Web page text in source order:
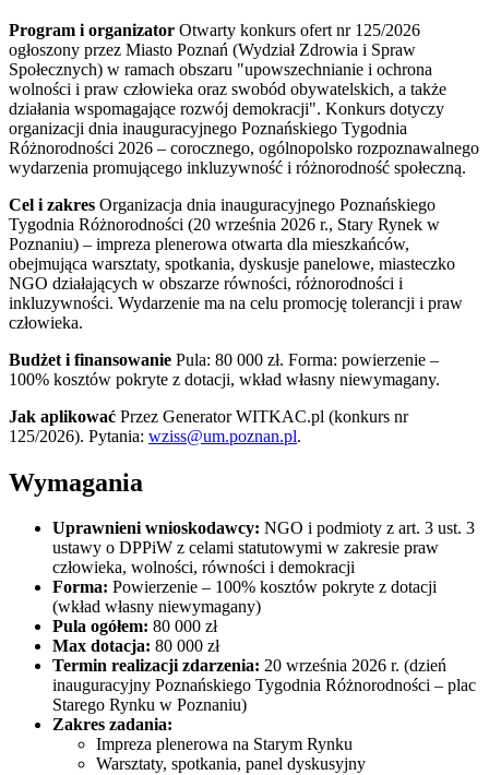
Program i organizator Otwarty konkurs ofert nr 125/2026
ogłoszony przez Miasto Poznań (Wydział Zdrowia i Spraw
Społecznych) w ramach obszaru "upowszechnianie i ochrona
wolności i praw człowieka oraz swobód obywatelskich, a także
działania wspomagające rozwój demokracji". Konkurs dotyczy
organizacji dnia inauguracyjnego Poznańskiego Tygodnia
Różnorodności 2026 – corocznego, ogólnopolsko rozpoznawalnego
wydarzenia promującego inkluzywność i różnorodność społeczną.
Cel i zakres Organizacja dnia inauguracyjnego Poznańskiego
Tygodnia Różnorodności (20 września 2026 r., Stary Rynek w
Poznaniu) – impreza plenerowa otwarta dla mieszkańców,
obejmująca warsztaty, spotkania, dyskusje panelowe, miasteczko
NGO działających w obszarze równości, różnorodności i
inkluzywności. Wydarzenie ma na celu promocję tolerancji i praw
człowieka.
Budżet i finansowanie Pula: 80 000 zł. Forma: powierzenie –
100% kosztów pokryte z dotacji, wkład własny niewymagany.
Jak aplikować Przez Generator WITKAC.pl (konkurs nr
125/2026). Pytania: wziss@um.poznan.pl.
Wymagania
Uprawnieni wnioskodawcy: NGO i podmioty z art. 3 ust. 3
ustawy o DPPiW z celami statutowymi w zakresie praw
człowieka, wolności, równości i demokracji
Forma: Powierzenie – 100% kosztów pokryte z dotacji
(wkład własny niewymagany)
Pula ogółem: 80 000 zł
Max dotacja: 80 000 zł
Termin realizacji zdarzenia: 20 września 2026 r. (dzień
inauguracyjny Poznańskiego Tygodnia Różnorodności – plac
Starego Rynku w Poznaniu)
Zakres zadania:
Impreza plenerowa na Starym Rynku
Warsztaty, spotkania, panel dyskusyjny